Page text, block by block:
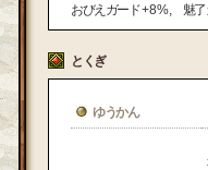
おびえガード+ 8 % 魅
とくぎ
ゆうかん